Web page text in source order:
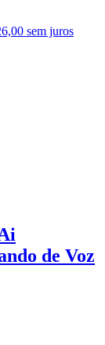
sem juros
de Voz